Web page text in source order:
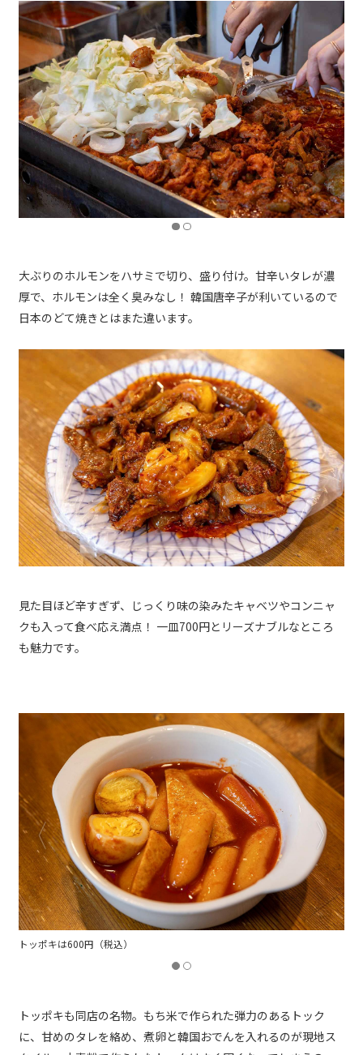
大ぶりのホルモンをハサミで切り、盛り付け。甘辛いタレが濃
厚で、ホルモンは全く臭みなし！ 韓国唐辛子が利いているので
日本のどて焼きとはまた違います。
見た目ほど辛すぎず、じっくり味の染みたキャベツやコンニャ
クも入って食べ応え満点！ 一皿700円とリーズナブルなところ
も魅力です。
トッポキは600円（税込）
トッポキも同店の名物。もち米で作られた弾力のあるトック
に、甘めのタレを絡め、煮卵と韓国おでんを入れるのが現地ス